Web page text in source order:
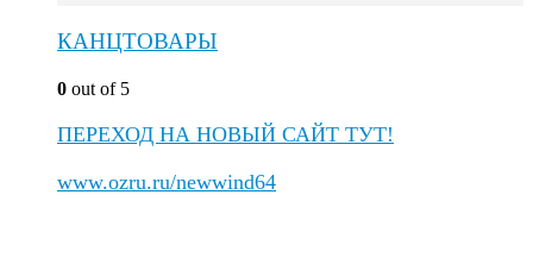
КАНЦТОВАРЫ
0 out of 5
ПЕРЕХОД НА НОВЫЙ САЙТ ТУТ!
www.ozru.ru/newwind64